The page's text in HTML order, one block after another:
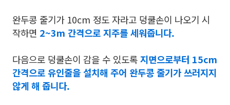
완두콩 줄기가 10cm 정도 자라고 덩쿨손이 나오기 시
작하면 2~3m 간격으로 지주를 세워줍니다.
다음으로 덩쿨손이 감을 수 있도록지면으로부터 15cm
간격으로 유인줄을 설치해 주어 완두콩 줄기가 쓰러지지
않게 해 줍니다.